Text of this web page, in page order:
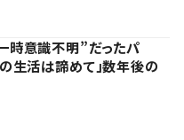
時意識不明”だったパ
生活は諦めて」数年後の